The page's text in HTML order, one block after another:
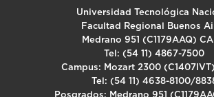
Universidad Tecnológica
Facultad Regional Buenos
Medrano 951 (C1179AAQ)
Tel: (54 11) 4867-7500
Campus: Mozart 2300
Tel: (54 11) 4638-8100/
Posgrados: Medrano 951